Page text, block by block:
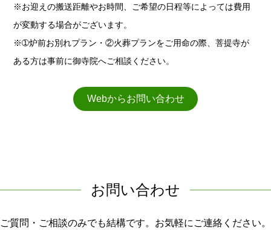
※お迎えの搬送距離やお時間、ご希望の日程等によっては費用
が変動する場合がございます。
※➀炉前お別れプラン・②火葬プランをご用命の際、菩提寺が
ある方は事前に御寺院へご相談ください。
Webからお問い合わせ
お問い合わせ
ご質問・ご相談のみでも結構です。お気軽にご連絡ください。